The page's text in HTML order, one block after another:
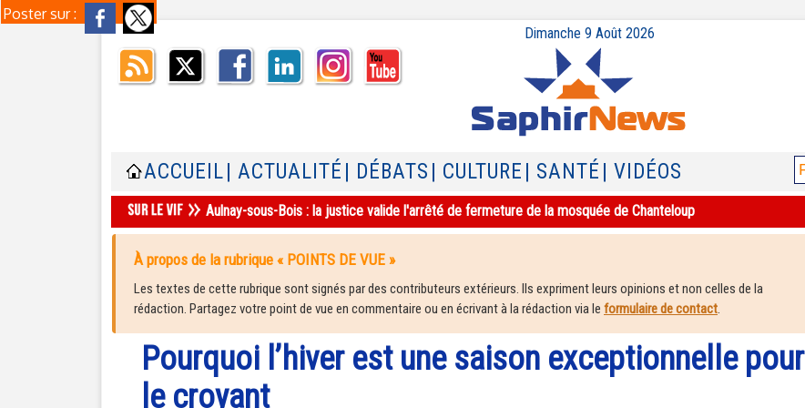
Poster sur :
Dimanche 9 Août 2026
ACCUEIL | ACTUALITÉ | DÉBATS | CULTURE | SANTÉ | VIDÉOS
Aulnay-sous-Bois : la justice valide l'arrêté de fermeture de la mosquée de Chanteloup
À propos de la rubrique « POINTS DE VUE »
Les textes de cette rubrique sont signés par des contributeurs extérieurs. Ils expriment leurs opinions et non celles de la
rédaction. Partagez votre point de vue en commentaire ou en écrivant à la rédaction via le formulaire de contact.
Pourquoi l’hiver est une saison exceptionnelle pour
le croyant